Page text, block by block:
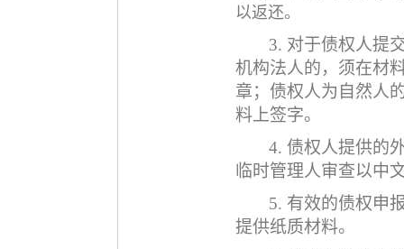
以返还。
3. 对于债权人提
机构法人的，须在材
章；债权人为自然人
料上签字。
4. 债权人提供的
临时管理人审查以中
5. 有效的债权申
提供纸质材料。